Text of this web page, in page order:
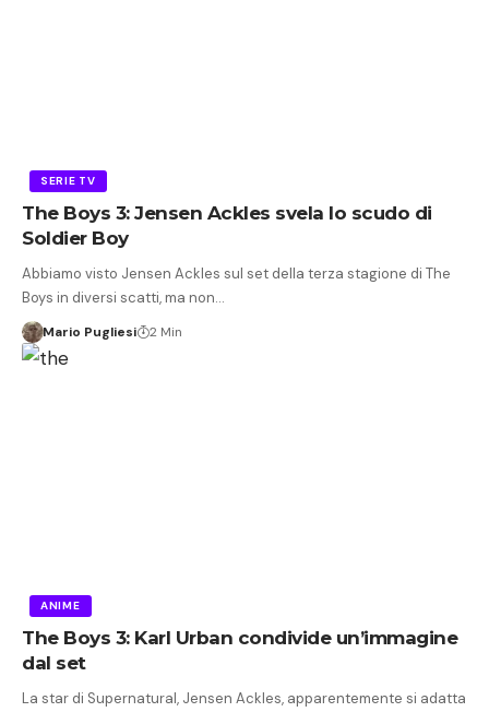
SERIE TV
The Boys 3: Jensen Ackles svela lo scudo di
Soldier Boy
Abbiamo visto Jensen Ackles sul set della terza stagione di The
Boys in diversi scatti, ma non…
Mario Pugliesi 2 Min
ANIME
The Boys 3: Karl Urban condivide un’immagine
dal set
La star di Supernatural, Jensen Ackles, apparentemente si adatta